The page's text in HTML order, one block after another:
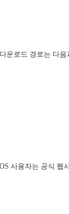
운로드 경로는 다
사용자는 공식 웹